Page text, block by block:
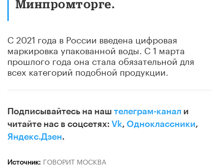
Минпромторге.
С 2021 года в России введена цифровая
маркировка упакованной воды. С 1 марта
прошлого года она стала обязательной для
всех категорий подобной продукции.
Подписывайтесь на наш телеграм-канал и
читайте нас в соцсетях: Vk, Одноклассники,
Яндекс.Дзен.
Источник: ГОВОРИТ МОСКВА